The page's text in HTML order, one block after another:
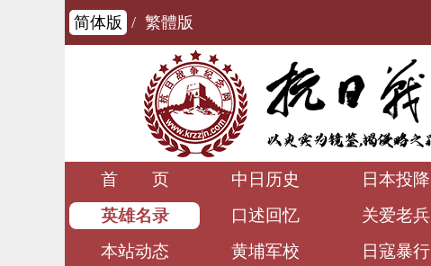
简体版 / 繁體版
首 页 中日历史 日本投降
英雄名录
口述回忆 关爱老兵
本站动态
黄埔军校 日寇暴行